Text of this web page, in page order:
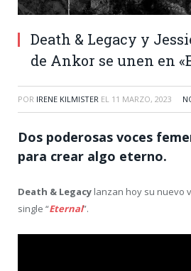
Death & Legacy y
de Ankor se unen en
POR IRENE KILMISTER EL 11 MARZO, 2023
Dos poderosas voces
para crear algo eterno.
Death & Legacy lanzan hoy su nuevo
single “Eternal”.